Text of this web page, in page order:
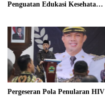
Penguatan Edukasi Kesehatan
Pergeseran Pola Penularan HIV